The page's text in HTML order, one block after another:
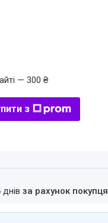
— 300 ₴
з
за рахунок покупця